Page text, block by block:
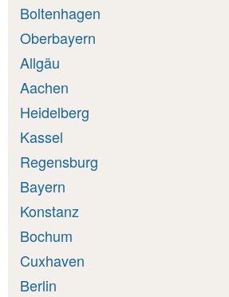
Boltenhagen
Oberbayern
Allgäu
Aachen
Heidelberg
Kassel
Regensburg
Bayern
Konstanz
Bochum
Cuxhaven
Berlin